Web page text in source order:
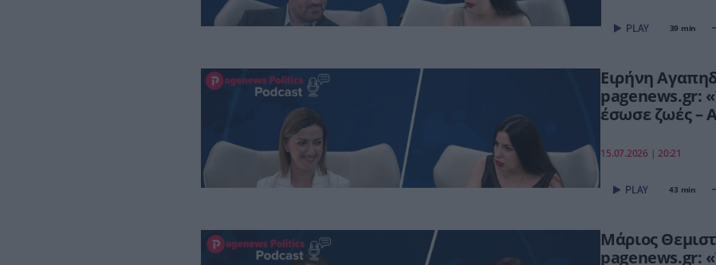
39 min
Ειρήνη
έσωσε ζωές –
15.07.2026 | 20:21
43 min
Μάριος
pagenews.gr: